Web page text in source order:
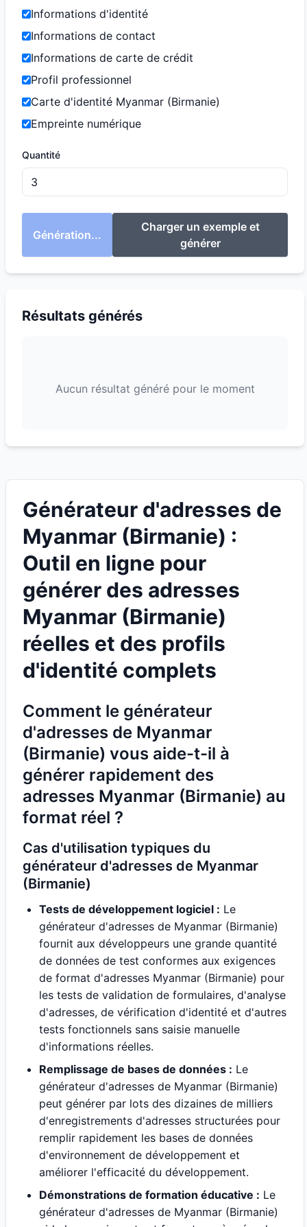
Informations d'identité
Informations de contact
Informations de carte de crédit
Profil professionnel
Carte d'identité Myanmar (Birmanie)
Empreinte numérique
Quantité
Génération...
Charger un exemple et
générer
Résultats générés
Aucun résultat généré pour le moment
Générateur d'adresses de
Myanmar (Birmanie) :
Outil en ligne pour
générer des adresses
Myanmar (Birmanie)
réelles et des profils
d'identité complets
Comment le générateur
d'adresses de Myanmar
(Birmanie) vous aide-t-il à
générer rapidement des
adresses Myanmar (Birmanie) au
format réel ?
Cas d'utilisation typiques du
générateur d'adresses de Myanmar
(Birmanie)
Tests de développement logiciel : Le
générateur d'adresses de Myanmar (Birmanie)
fournit aux développeurs une grande quantité
de données de test conformes aux exigences
de format d'adresses Myanmar (Birmanie) pour
les tests de validation de formulaires, d'analyse
d'adresses, de vérification d'identité et d'autres
tests fonctionnels sans saisie manuelle
d'informations réelles.
Remplissage de bases de données : Le
générateur d'adresses de Myanmar (Birmanie)
peut générer par lots des dizaines de milliers
d'enregistrements d'adresses structurées pour
remplir rapidement les bases de données
d'environnement de développement et
améliorer l'efficacité du développement.
Démonstrations de formation éducative : Le
générateur d'adresses de Myanmar (Birmanie)